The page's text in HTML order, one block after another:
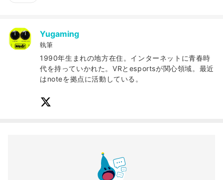
Yugaming
執筆
1990年生まれの地方在住。インターネットに青春時
代を持っていかれた。VRとesportsが関心領域。最近
はnoteを拠点に活動している。